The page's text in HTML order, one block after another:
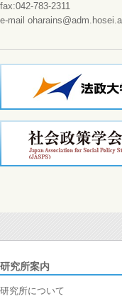
fax:042-783-2311
e-mail
研究所案内
研究所について